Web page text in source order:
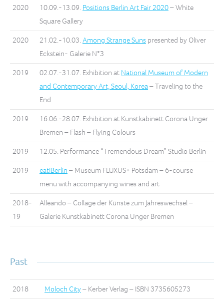
2020
10.09.-13.09. Positions Berlin Art Fair 2020– White
Square Gallery
2020
21.02.-10.03. Among Strange Suns presented by Oliver
Eckstein- Galerie N°3
2019
02.07.-31.07. Exhibition at National Museum of Modern
and Contemporary Art, Seoul, Korea– Traveling to the
End
2019
16.06.-28.07. Exhibition at Kunstkabinett Corona Unger
Bremen – Flash – Flying Colours
2019
12.05. Performance “Tremendous Dream” Studio Berlin
2019
eat!Berlin – Museum FLUXUS+ Potsdam – 6-course
menu with accompanying wines and art
2018-
19
Alleando – Collage der Künste zum Jahreswechsel –
Galerie Kunstkabinett Corona Unger Bremen
Past
2018 Moloch City– Kerber Verlag – ISBN 3735605273